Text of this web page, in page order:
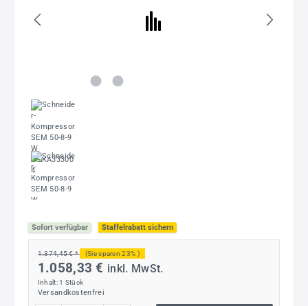
Sofort verfügbar Staffelrabatt sichern
1.374,45 € * (Sie sparen 23% )
1.058,33 € inkl. MwSt.
Inhalt: 1 Stück
Versandkostenfrei